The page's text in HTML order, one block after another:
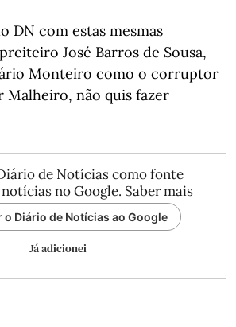
DN com estas mesmas
José Barros de Sousa,
Monteiro como o corruptor
Malheiro, não quis fazer
de Notícias como fonte
no Google. Saber mais
Diário de Notícias ao Google
Já adicionei